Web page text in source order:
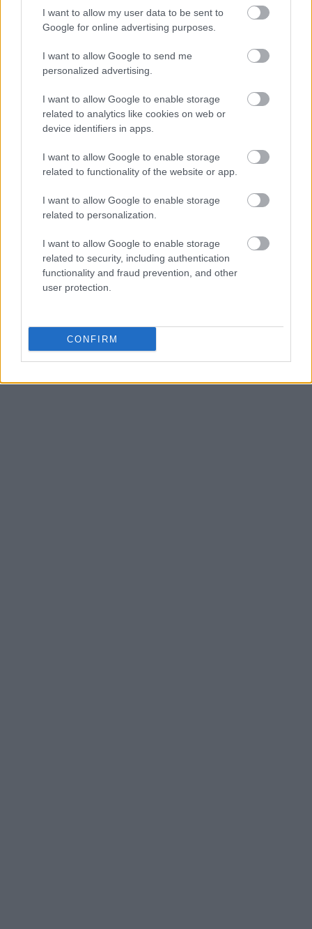
I want to allow my user data to be sent to
Google for online advertising purposes.
I want to allow Google to send me
personalized advertising.
I want to allow Google to enable storage
related to analytics like cookies on web or
device identifiers in apps.
I want to allow Google to enable storage
related to functionality of the website or app.
I want to allow Google to enable storage
related to personalization.
I want to allow Google to enable storage
related to security, including authentication
functionality and fraud prevention, and other
user protection.
CONFIRM